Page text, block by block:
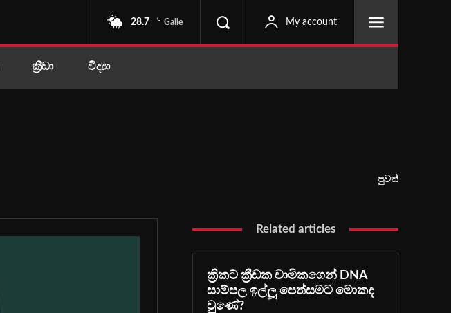
28.7 C Galle My account
ක්‍රීඩා විද්‍යා
පුවත්
Related articles
ක්‍රිකට් ක්‍රීඩක චාමිකගෙන් DNA
සාම්පල ඉල්ලූ පෙත්සමට මොකද
වුණේ?